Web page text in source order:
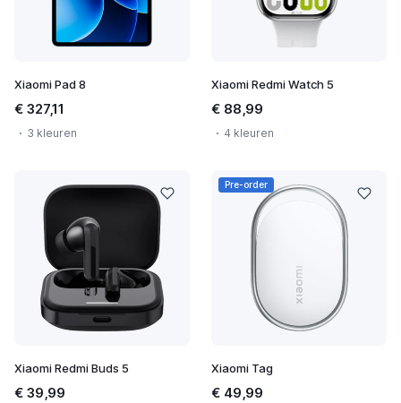
Xiaomi Pad 8
€ 327,11
3 kleuren
Xiaomi Redmi Watch 5
€ 88,99
4 kleuren
Xiaomi Redmi Buds 5
€ 39,99
Pre-order
Xiaomi Tag
€ 49,99